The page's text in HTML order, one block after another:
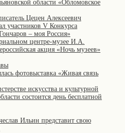
области «Обломовское
Цецен Алексеевич
участников V Конкурса
– моя Россия»
центре-музее И.А.
акция «Ночь музеев»
фотовыставка «Живая связь
искусства и культурной
состоится день бесплатной
Ильин представит свою